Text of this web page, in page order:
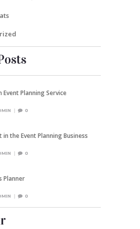
Planning Service
0
the Event Planning Business
0
Planner
0